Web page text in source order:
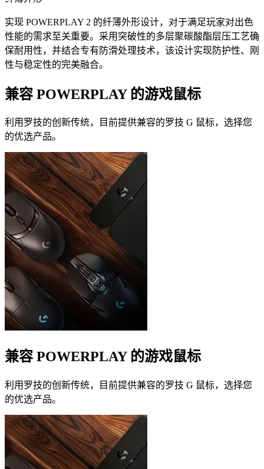
实现 POWERPLAY 2 的纤薄外形设计，对于满足玩家对出色
性能的需求至关重要。采用突破性的多层聚碳酸酯层压工艺确
保耐用性，并结合专有防滑处理技术，该设计实现防护性、刚
性与稳定性的完美融合。
兼容 POWERPLAY 的游戏鼠标
利用罗技的创新传统，目前提供兼容的罗技 G 鼠标，选择您
的优选产品。
兼容 POWERPLAY 的游戏鼠标
利用罗技的创新传统，目前提供兼容的罗技 G 鼠标，选择您
的优选产品。